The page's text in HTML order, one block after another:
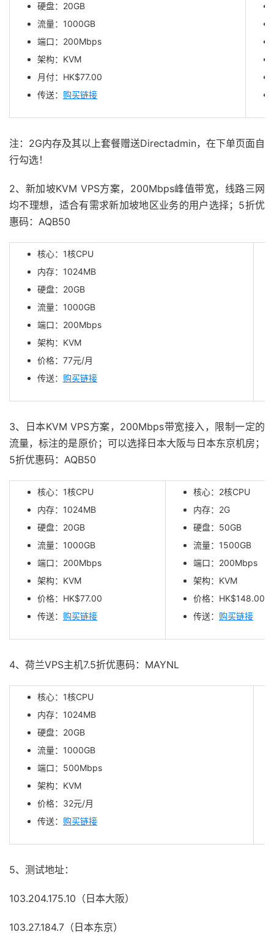
硬盘：20GB
流量：1000GB
端口：200Mbps
架构：KVM
月付：HK$77.00
传送： 购买链接
注：2G内存及其以上套餐赠送Directadmin，在下单页面自
行勾选！
2、新加坡KVM VPS方案，200Mbps峰值带宽，线路三网
均不理想，适合有需求新加坡地区业务的用户选择；5折优
惠码：AQB50
核心：1核CPU
内存：1024MB
硬盘：20GB
流量：1000GB
端口：200Mbps
架构：KVM
价格：77元/月
传送： 购买链接
3、日本KVM VPS方案，200Mbps带宽接入，限制一定的
流量，标注的是原价；可以选择日本大阪与日本东京机房；
5折优惠码：AQB50
核心：1核CPU
内存：1024MB
硬盘：20GB
流量：1000GB
端口：200Mbps
架构：KVM
价格：HK$77.00
传送： 购买链接
核心：2核CPU
内存：2G
硬盘：50GB
流量：1500GB
端口：200Mbps
架构：KVM
价格： HK$148.00
传送： 购买链接
4、荷兰VPS主机7.5折优惠码：MAYNL
核心：1核CPU
内存：1024MB
硬盘：20GB
流量：1000GB
端口：500Mbps
架构：KVM
价格：32元/月
传送： 购买链接
5、测试地址：
103.204.175.10（日本大阪）
103.27.184.7（日本东京）